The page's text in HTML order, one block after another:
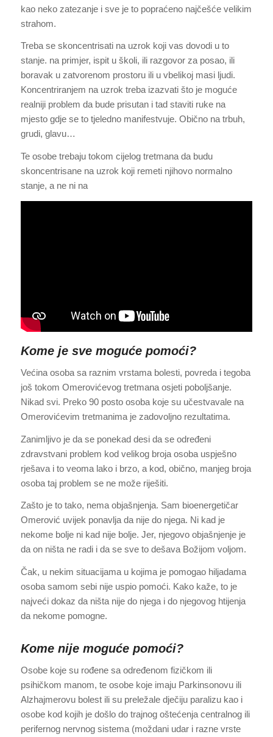
kao neko zatezanje i sve je to popraćeno najčešće velikim
strahom.
Treba se skoncentrisati na uzrok koji vas dovodi u to
stanje. na primjer, ispit u školi, ili razgovor za posao, ili
boravak u zatvorenom prostoru ili u vbelikoj masi ljudi.
Koncentriranjem na uzrok treba izazvati što je moguće
realniji problem da bude prisutan i tad staviti ruke na
mjesto gdje se to tjeledno manifestvuje. Obično na trbuh,
grudi, glavu…
Te osobe trebaju tokom cijelog tretmana da budu
skoncentrisane na uzrok koji remeti njihovo normalno
stanje, a ne ni na
Kome je sve moguće pomoći?
Većina osoba sa raznim vrstama bolesti, povreda i tegoba
još tokom Omerovićevog tretmana osjeti poboljšanje.
Nikad svi. Preko 90 posto osoba koje su učestvavale na
Omerovićevim tretmanima je zadovoljno rezultatima.
Zanimljivo je da se ponekad desi da se određeni
zdravstvani problem kod velikog broja osoba uspješno
rješava i to veoma lako i brzo, a kod, obično, manjeg broja
osoba taj problem se ne može riješiti.
Zašto je to tako, nema objašnjenja. Sam bioenergetičar
Omerović uvijek ponavlja da nije do njega. Ni kad je
nekome bolje ni kad nije bolje. Jer, njegovo objašnjenje je
da on ništa ne radi i da se sve to dešava Božijom voljom.
Čak, u nekim situacijama u kojima je pomogao hiljadama
osoba samom sebi nije uspio pomoći. Kako kaže, to je
najveći dokaz da ništa nije do njega i do njegovog htijenja
da nekome pomogne.
Kome nije moguće pomoći?
Osobe koje su rođene sa određenom fizičkom ili
psihičkom manom, te osobe koje imaju Parkinsonovu ili
Alzhajmerovu bolest ili su preležale dječiju paralizu kao i
osobe kod kojih je došlo do trajnog oštećenja centralnog ili
perifernog nervnog sistema (moždani udar i razne vrste